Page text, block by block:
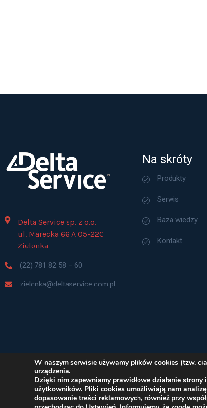
Delta Service sp. z o.o.
ul. Marecka 66 A 05-220
Zielonka
(22) 781 82 58 – 60
zielonka@deltaservice.com.pl
Na skróty
Produkty
Serwis
Baza wiedzy
Kontakt
© Delta
W naszym serwisie używamy plików cookies (tzw.
urządzenia.
Dzięki nim zapewniamy prawidłowe działanie
użytkowników. Pliki cookies umożliwiają nam
dopasowanie treści reklamowych, również przy